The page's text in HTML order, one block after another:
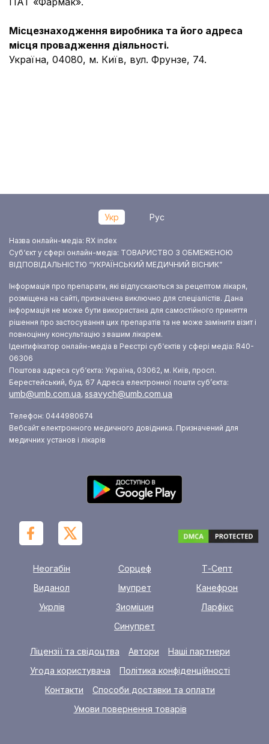
Місцезнаходження виробника та його адреса
місця провадження діяльності.
Україна, 04080, м. Київ, вул. Фрунзе, 74.
Укр Рус
Назва онлайн-медіа: RX index
Суб‘єкт у сфері онлайн-медіа: ТОВАРИСТВО З ОБМЕЖЕНОЮ
ВІДПОВІДАЛЬНІСТЮ “УКРАЇНСЬКИЙ МЕДИЧНИЙ ВІСНИК”
Інформація про препарати, які відпускаються за рецептом лікаря,
розміщена на сайті, призначена виключно для спеціалістів. Дана
інформація не може бути використана для самостійного приняття
рішення про застосування цих препаратів та не може замінити візит і
повноцінну консультацію з вашим лікарем.
Ідентифікатор онлайн-медіа в Реєстрі суб‘єктів у сфері медіа: R40-
06306
Поштова адреса суб‘єкта: Україна, 03062, м. Київ, просп.
Берестейський, буд. 67 Адреса електронної пошти суб’єкта:
umb@umb.com.ua, ssavych@umb.com.ua
Телефон: 0444980674
Вебсайт електронного медичного довідника. Призначений для
медичних установ і лікарів
Неогабін Сорцеф
Т-Септ
Виданол
Імупрет
Канефрон
Укрлів
Зиоміцин
Ларфікс
Синупрет
Ліцензії та свідоцтва Автори
Наші партнери
Угода користувача
Політика конфіденційності
Контакти
Способи доставки та оплати
Умови повернення товарів